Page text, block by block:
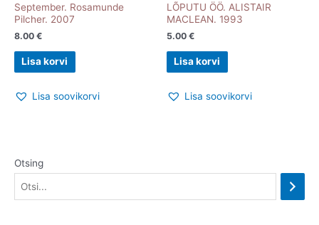
September. Rosamunde
Pilcher. 2007
8.00 €
Lisa korvi
Lisa soovikorvi
LÕPUTU ÖÖ. ALISTAIR
MACLEAN. 1993
5.00 €
Lisa korvi
Lisa soovikorvi
Otsing